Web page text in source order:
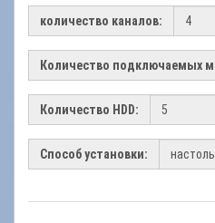
количество каналов:
Количество подключаемых
Количество HDD:
Способ установки: